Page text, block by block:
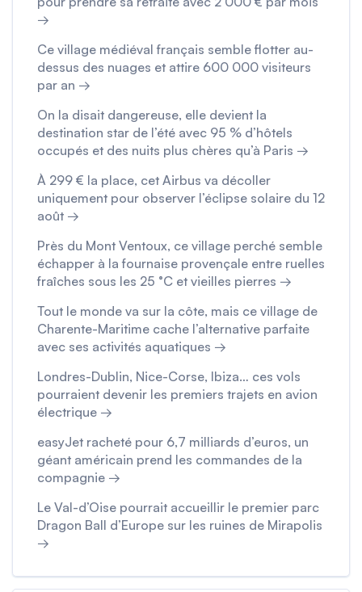
→
Ce village médiéval français semble flotter au-
dessus des nuages et attire 600 000 visiteurs
par an →
On la disait dangereuse, elle devient la
destination star de l’été avec 95 % d’hôtels
occupés et des nuits plus chères qu’à Paris →
À 299 € la place, cet Airbus va décoller
uniquement pour observer l’éclipse solaire du 12
août →
Près du Mont Ventoux, ce village perché semble
échapper à la fournaise provençale entre ruelles
fraîches sous les 25 °C et vieilles pierres →
Tout le monde va sur la côte, mais ce village de
Charente-Maritime cache l’alternative parfaite
avec ses activités aquatiques →
Londres-Dublin, Nice-Corse, Ibiza… ces vols
pourraient devenir les premiers trajets en avion
électrique →
easyJet racheté pour 6,7 milliards d’euros, un
géant américain prend les commandes de la
compagnie →
Le Val-d’Oise pourrait accueillir le premier parc
Dragon Ball d’Europe sur les ruines de Mirapolis
→